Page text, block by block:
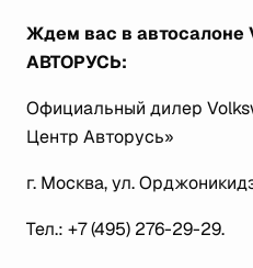
Ждем вас в автосалоне
АВТОРУСЬ:
Официальный дилер
Центр Авторусь»
г. Москва, ул.
Тел.: +7 (495) 276-29-29.